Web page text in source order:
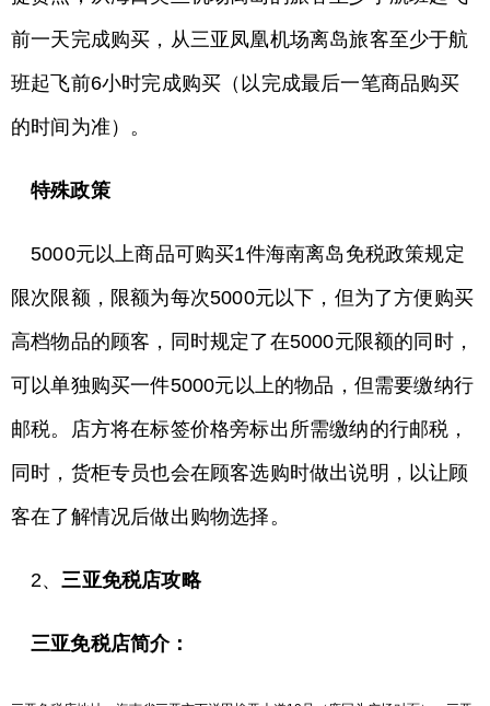
前一天完成购买，从三亚凤凰机场离岛旅客至少于航
班起飞前6小时完成购买（以完成最后一笔商品购买
的时间为准）。
特殊政策
5000元以上商品可购买1件海南离岛免税政策规定
限次限额，限额为每次5000元以下，但为了方便购买
高档物品的顾客，同时规定了在5000元限额的同时，
可以单独购买一件5000元以上的物品，但需要缴纳行
邮税。店方将在标签价格旁标出所需缴纳的行邮税，
同时，货柜专员也会在顾客选购时做出说明，以让顾
客在了解情况后做出购物选择。
2、三亚免税店攻略
三亚免税店简介：